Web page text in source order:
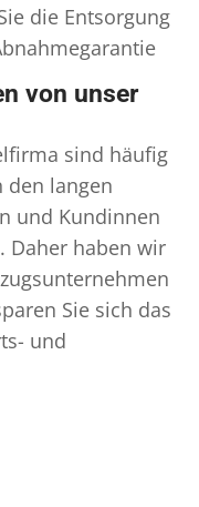
die Entsorgung
von unser
sind häufig
den langen
und Kundinnen
Daher haben wir
Sie sich das
und